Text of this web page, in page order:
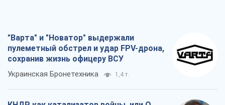
"Варта" и "Новатор" выдержали
пулеметный обстрел и удар FPV-дрона,
сохранив жизнь офицеру ВСУ
Украинская Бронетехника 1,4 т.